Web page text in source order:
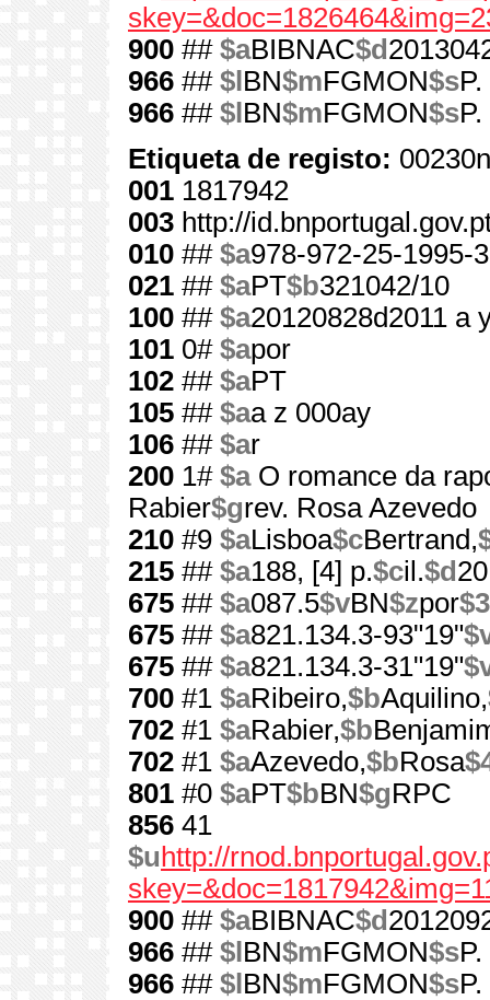
900 ## $aBIBNAC$d
966 ## $l BN$mFGMON$s
966 ## $l BN$mFGMON$s
Etiqueta de registo:
001 1817942
003 http://
010 ## $a978-972-25-1995-3
021 ## $aPT$b321042/10
100 ## $a20120828d2011 a
101 0# $apor
102 ## $aPT
105 ## $aa z 000ay
106 ## $ar
200 1# $aO romance da
Rabier$grev. Rosa Azevedo
210 #9 $aLisboa$cBertrand,
215 ## $a188, [4] p.$cil.$d
675 ## $a087.5$vBN$zpor$3
675 ## $a821.134.3-93"19"
675 ## $a821.134.3-31"19"
700 #1 $aRibeiro,$bAquilino,
702 #1 $aRabier,$b
702 #1 $aAzevedo,$bRosa
801 #0 $aPT$bBN$gRPC
856 41
$u http://
900 ## $aBIBNAC$d
966 ## $l BN$mFGMON$s
966 ## $l BN$mFGMON$s